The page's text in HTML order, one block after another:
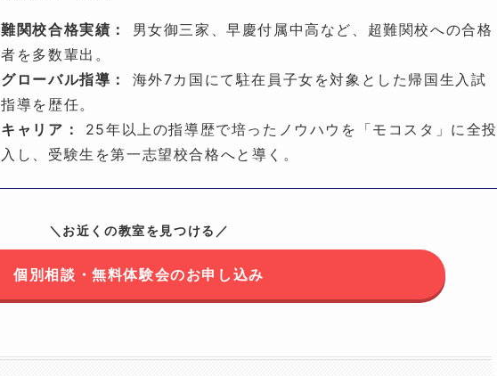
難関校合格実績：
男女御三家、早慶付属中高など、超難関校への合格
者を多数輩出。
グローバル指導：
海外7カ国にて駐在員子女を対象とした帰国生入試
指導を歴任。
キャリア：
25年以上の指導歴で培ったノウハウを「モコスタ」に全投
入し、受験生を第一志望校合格へと導く。
＼お近くの教室を見つける／
個別相談・無料体験会のお申し込み